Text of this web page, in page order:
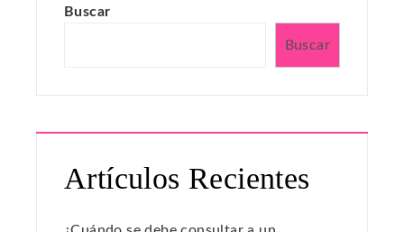
Buscar
Buscar
Artículos Recientes